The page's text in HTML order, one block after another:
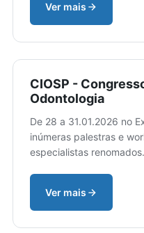
Ver mais
CIOSP -
Odontologia
De 28 a 31.01.2026 no
inúmeras palestras e
especialistas renomados.
Ver mais